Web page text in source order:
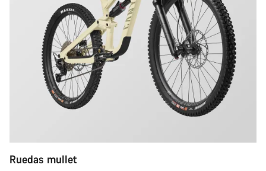
Ruedas mullet